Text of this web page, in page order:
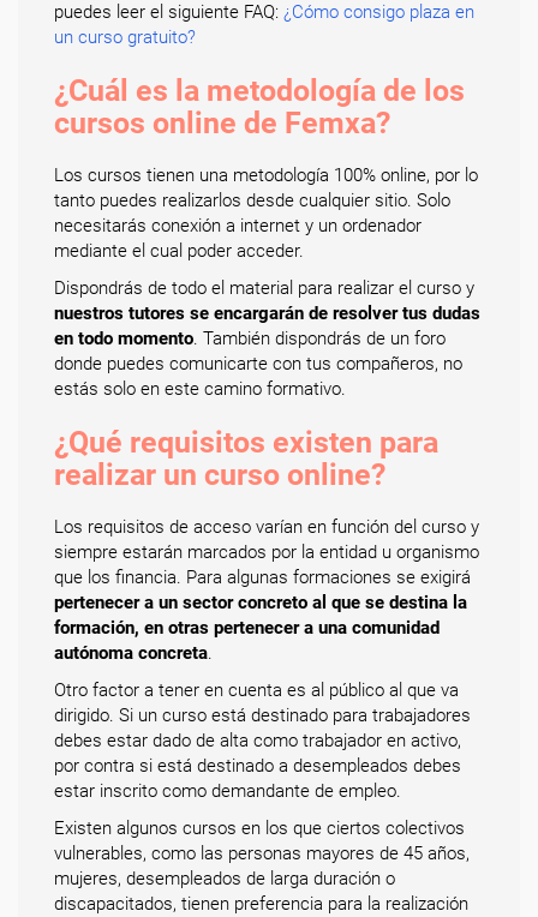
puedes leer el siguiente FAQ: ¿Cómo consigo plaza en
un curso gratuito?
¿Cuál es la metodología de los
cursos online de Femxa?
Los cursos tienen una metodología 100% online, por lo
tanto puedes realizarlos desde cualquier sitio. Solo
necesitarás conexión a internet y un ordenador
mediante el cual poder acceder.
Dispondrás de todo el material para realizar el curso y
nuestros tutores se encargarán de resolver tus dudas
en todo momento. También dispondrás de un foro
donde puedes comunicarte con tus compañeros, no
estás solo en este camino formativo.
¿Qué requisitos existen para
realizar un curso online?
Los requisitos de acceso varían en función del curso y
siempre estarán marcados por la entidad u organismo
que los financia. Para algunas formaciones se exigirá
pertenecer a un sector concreto al que se destina la
formación, en otras pertenecer a una comunidad
autónoma concreta.
Otro factor a tener en cuenta es al público al que va
dirigido. Si un curso está destinado para trabajadores
debes estar dado de alta como trabajador en activo,
por contra si está destinado a desempleados debes
estar inscrito como demandante de empleo.
Existen algunos cursos en los que ciertos colectivos
vulnerables, como las personas mayores de 45 años,
mujeres, desempleados de larga duración o
discapacitados, tienen preferencia para la realización